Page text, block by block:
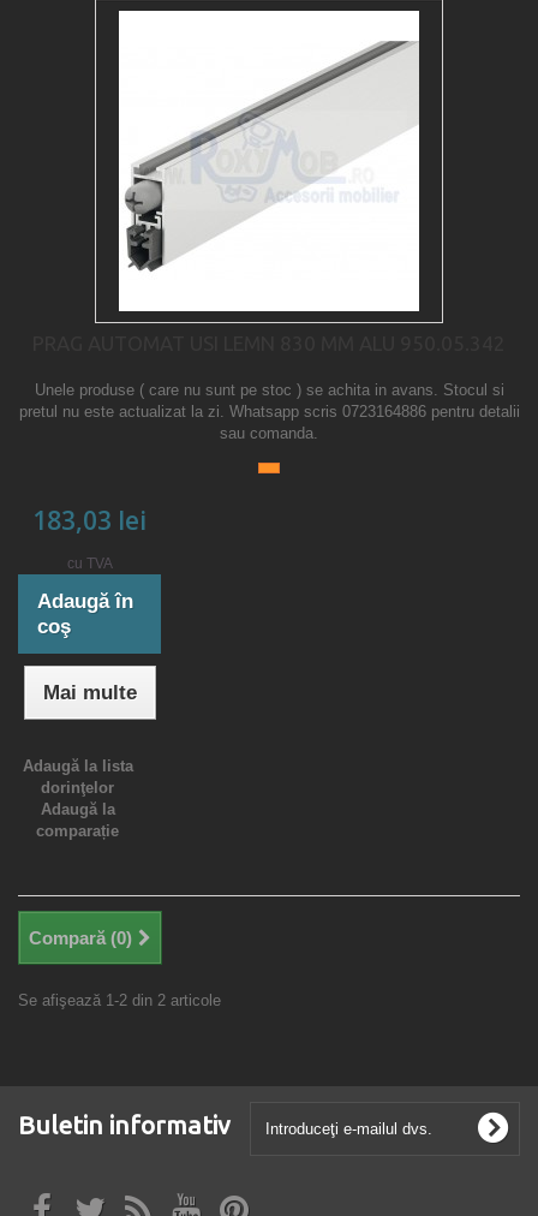
Unele produse ( care nu sunt pe stoc ) se achita in avans. Stocul si
pretul nu este actualizat la zi. Whatsapp scris 0723164886 pentru detalii
sau comanda.
183,03 lei
cu TVA
Adaugă în
coş
Mai multe
Adaugă la lista
dorinţelor
Adaugă la
comparație
Compară (0)
Se afişează 1-2 din 2 articole
Buletin informativ